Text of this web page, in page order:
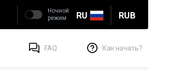
RU RUB
Ночной
режим
FAQ Как начать?